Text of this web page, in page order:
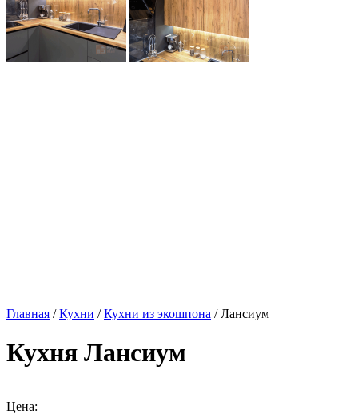
Главная /Кухни /Кухни из экошпона / Лансиум
Кухня Лансиум
Цена: